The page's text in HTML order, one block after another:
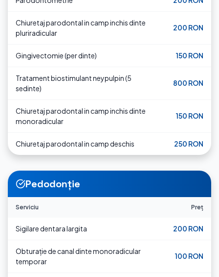
Chiuretaj parodontal in camp inchis dinte
pluriradicular
200 RON
Gingivectomie (per dinte) 150 RON
Tratament biostimulant neypulpin (5
sedinte)
800 RON
Chiuretaj parodontal in camp inchis dinte
monoradicular
150 RON
Chiuretaj parodontal in camp deschis 250 RON
Pedodonție
Serviciu Preț
Sigilare dentara largita 200 RON
Obturație de canal dinte monoradicular
temporar
100 RON